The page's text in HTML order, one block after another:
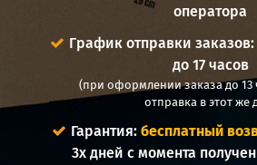
оператора
График отправки
до 17 часов
(при оформлении заказа до 13
отправка в этот же
Гарантия:бесплатный
3х дней с момента